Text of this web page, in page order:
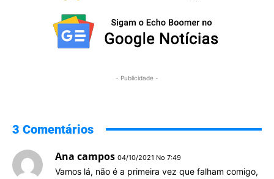
- Publicidade -
3 Comentários
Ana campos 04/10/2021 No 7:49
Vamos lá, não é a primeira vez que falham comigo,